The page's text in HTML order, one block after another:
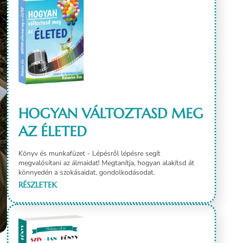
HOGYAN VÁLTOZTASD MEG
AZ ÉLETED
Könyv és munkafüzet - Lépésről lépésre segít
megvalósítani az álmaidat! Megtanítja, hogyan alakítsd át
könnyedén a szokásaidat, gondolkodásodat.